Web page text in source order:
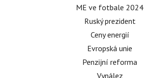
ME ve fotbale 2024
Ruský prezident
Ceny energií
Evropská unie
Penzijní reforma
Vynález